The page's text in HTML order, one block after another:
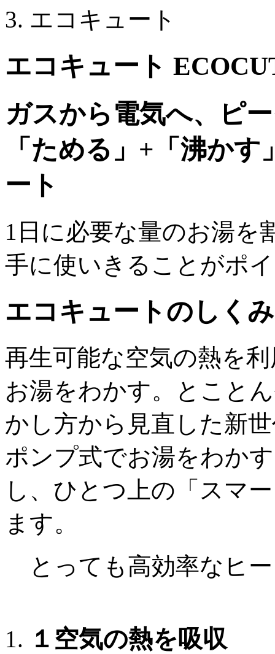
エコキュート
エコキュート
ガスから電気へ、ピ
「ためる」+「沸か
ート
1日に必要な量のお湯を
手に使いきることがポ
エコキュートのしくみ
再生可能な空気の熱を
お湯をわかす。とこと
かし方から見直した新
ポンプ式でお湯をわか
し、ひとつ上の「スマ
ます。
とっても高効率なヒ
１ 空気の熱を吸収